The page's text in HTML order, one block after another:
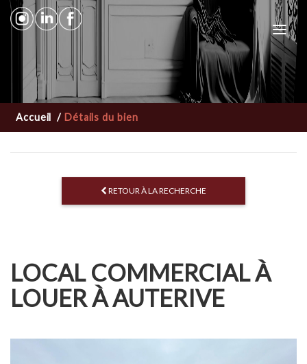
Accueil/ Détails du bien
RETOUR À LA RECHERCHE
LOCAL COMMERCIAL À
LOUER À AUTERIVE